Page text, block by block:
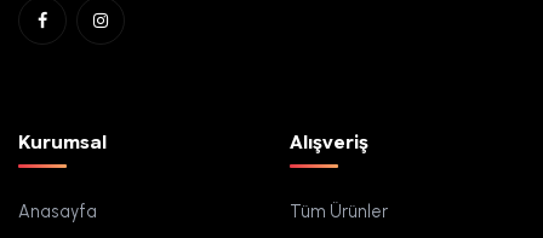
Kurumsal
Anasayfa
Alışveriş
Tüm Ürünler